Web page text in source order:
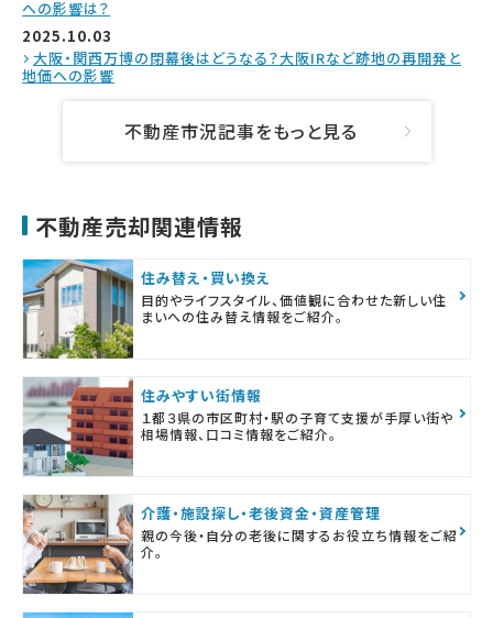
への影響は？
2025.10.03
大阪・関西万博の閉幕後はどうなる？大阪IRなど跡地の再開発と
地価への影響
不動産市況記事をもっと見る
不動産売却関連情報
住み替え・買い換え
目的やライフスタイル、価値観に合わせた新しい住
まいへの住み替え情報をご紹介。
住みやすい街情報
１都３県の市区町村・駅の子育て支援が手厚い街や
相場情報、口コミ情報をご紹介。
介護・施設探し・老後資金・資産管理
親の今後・自分の老後に関するお役立ち情報をご紹
介。